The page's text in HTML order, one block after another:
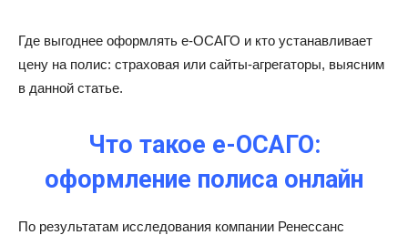
Где выгоднее оформлять е-ОСАГО и кто устанавливает
цену на полис: страховая или сайты-агрегаторы, выясним
в данной статье.
Что такое е-ОСАГО:
оформление полиса онлайн
По результатам исследования компании Ренессанс